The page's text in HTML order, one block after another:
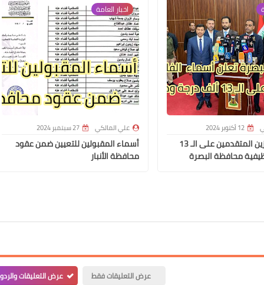
12 أكتوبر 2024
أسماء الفائزين المتقدمين على الـ 13
محافظة البصرة
اخبار العامة
علي المالكي 27 سبتمبر 2024
أسماء المقبولين للتعيين ضمن عقود
محافظة الأنبار
عرض التعليقات فقط عرض التعليقات
علي المالكي
03 فبراير 2021